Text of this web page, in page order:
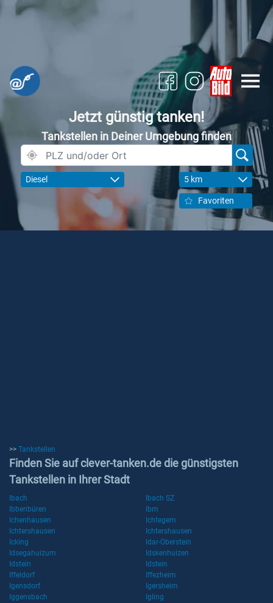
Jetzt günstig tanken!
Tankstellen in Deiner Umgebung finden
Diesel 5 km
Favoriten
>> Tankstellen
Finden Sie auf clever-tanken.de die günstigsten
Tankstellen in Ihrer Stadt
Ibach
Ibach SZ
Ibbenbüren
Ibm
Ichenhausen
Ichtegem
Ichtershausen
Ichtershausen
Icking
Idar-Oberstein
Idsegahuizum
Idskenhuizen
Idstein
Idstein
Iffeldorf
Iffezheim
Igensdorf
Igersheim
Iggensbach
Igling